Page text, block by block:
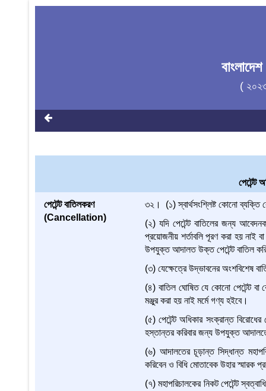
(
পেটেন্ট
পেটেন্ট বাতিলকরণ
(Cancellation)
৩২। (১) স্বার্থসংশ্লিষ্ট কোনো ব্যক্তি
(২) যদি পেটেন্ট বাতিলের জন্য
প্রয়োজনীয় শর্তাবলি পূরণ করা হয় নাই
উপযুক্ত আদালত উক্ত পেটেন্ট বাতিল
(৩) যেক্ষেত্রে উদ্ভাবনের অংশবিশেষ
(৪) বাতিল ঘোষিত যে কোনো পেটেন্ট বা
মঞ্জুর করা হয় নাই মর্মে গণ্য হইবে।
(৫) পেটেন্ট অধিকার সংক্রান্ত বিরোধের
হস্তান্তর করিবার জন্য উপযুক্ত
(৬) আদালতের চূড়ান্ত সিদ্ধান্ত
করিবেন ও বিধি মোতাবেক উহার স্মারক
(৭) মহাপরিচালকের নিকট পেটেন্ট